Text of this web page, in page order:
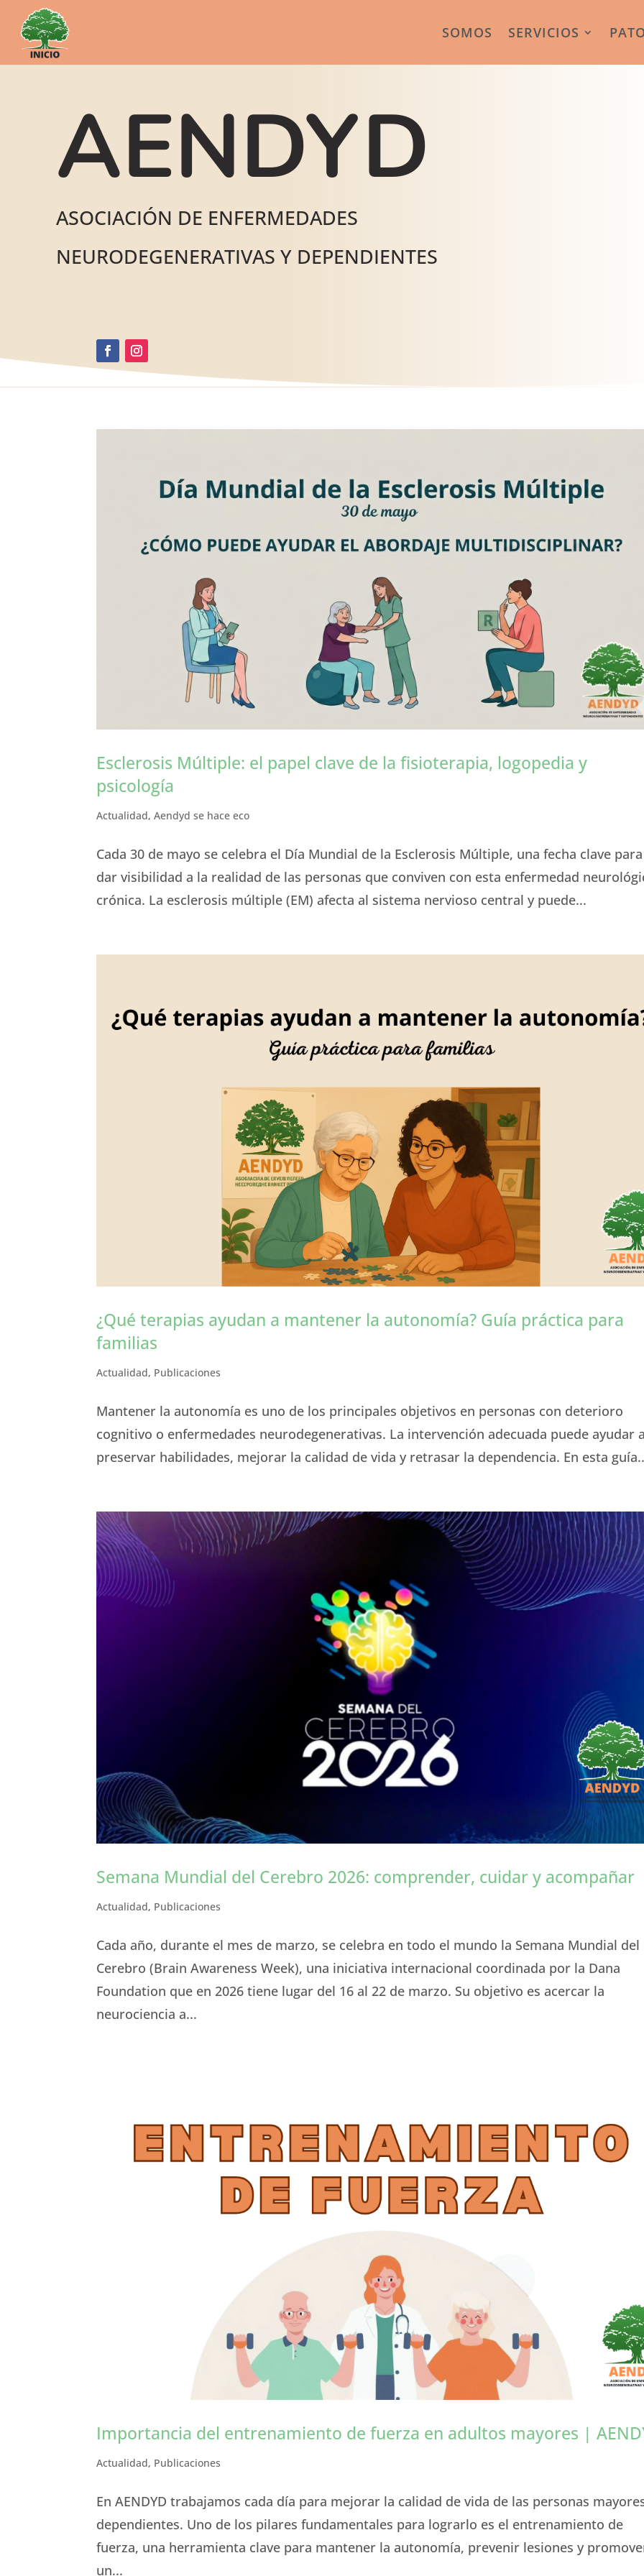
SOMOS SERVICIOS
AENDYD
ASOCIACIÓN DE ENFERMEDADES
NEURODEGENERATIVAS Y DEPENDIENTES
Esclerosis Múltiple: el papel clave de la fisioterapia, logopedia y
psicología
Actualidad,Aendyd se hace eco
Cada 30 de mayo se celebra el Día Mundial de la Esclerosis Múltiple, una fecha clave para
dar visibilidad a la realidad de las personas que conviven con esta enfermedad
crónica. La esclerosis múltiple (EM) afecta al sistema nervioso central y puede...
¿Qué terapias ayudan a mantener la autonomía? Guía práctica para
familias
Actualidad, Publicaciones
Mantener la autonomía es uno de los principales objetivos en personas con deterioro
cognitivo o enfermedades neurodegenerativas. La intervención adecuada puede ayudar
preservar habilidades, mejorar la calidad de vida y retrasar la dependencia. En esta
Semana Mundial del Cerebro 2026: comprender, cuidar y acompañar
Actualidad, Publicaciones
Cada año, durante el mes de marzo, se celebra en todo el mundo la Semana Mundial del
Cerebro (Brain Awareness Week), una iniciativa internacional coordinada por la Dana
Foundation que en 2026 tiene lugar del 16 al 22 de marzo. Su objetivo es acercar la
neurociencia a...
Importancia del entrenamiento de fuerza en adultos mayores |
Actualidad, Publicaciones
En AENDYD trabajamos cada día para mejorar la calidad de vida de las personas
dependientes. Uno de los pilares fundamentales para lograrlo es el entrenamiento de
fuerza, una herramienta clave para mantener la autonomía, prevenir lesiones y
un...